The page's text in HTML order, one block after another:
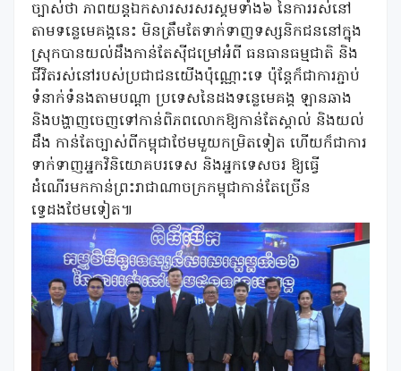
ច្បាស់ថា ភាពយន្តឯកសារសរសរស្គមទាំង៦ នៃការរស់នៅ
តាមទន្លេមេគង្គនេះ មិនត្រឹមតែទាក់ទាញទស្សនិកជននៅក្នុង
ស្រុកបានយល់ដឹងកាន់តែស៊ីជម្រៅអំពី ធនធានធម្មជាតិ និង
ជីវិតរស់នៅរបស់ប្រជាជនយើងប៉ុណ្ណោះទេ ប៉ុន្តែក៏ជាការភ្ជាប់
ទំនាក់ទំនងតាមបណ្តា ប្រទេសនៃដងទន្លេមេគង្គ ឡានឆាង
និងបង្ហាញចេញទៅកាន់ពិភពលោកឱ្យកាន់តែស្គាល់ និងយល់
ដឹង កាន់តែច្បាស់ពីកម្ពុជាថែមមួយកម្រិតទៀត ហើយក៏ជាការ
ទាក់ទាញអ្នកវិនិយោគបរទេស និងអ្នកទេសចរ ឱ្យធ្វើ
ដំណើរមកកាន់ព្រះរាជាណាចក្រកម្ពុជាកាន់តែច្រើន
ទ្វេដងថែមទៀត៕